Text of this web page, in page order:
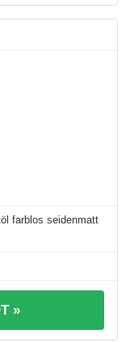
farblos seidenmatt
»